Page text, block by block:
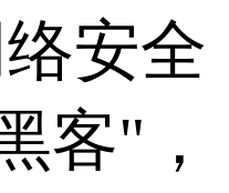
安全
客"，